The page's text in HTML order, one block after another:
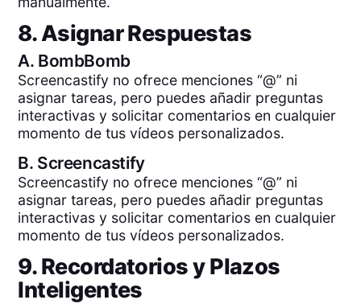
8. Asignar Respuestas
A. BombBomb
Screencastify no ofrece menciones “@” ni
asignar tareas, pero puedes añadir preguntas
interactivas y solicitar comentarios en cualquier
momento de tus vídeos personalizados.
B. Screencastify
Screencastify no ofrece menciones “@” ni
asignar tareas, pero puedes añadir preguntas
interactivas y solicitar comentarios en cualquier
momento de tus vídeos personalizados.
9. Recordatorios y Plazos
Inteligentes